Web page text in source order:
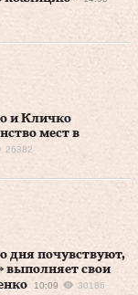
и Кличко
мест в
26382
дня почувствуют,
выполняет свои
10:09 30186